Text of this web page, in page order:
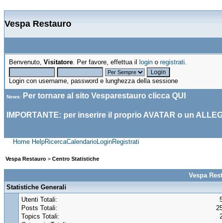
Vespa Restauro
Benvenuto, Visitatore. Per favore, effettua il login o registrati.
Login con username, password e lunghezza della sessione
News: Per tornare al sito Vesparestauro clicca QUI
IMPORTANTE: per inserire il proprio AVATAR o un
Home HelpRicercaCalendarioLoginRegistrati
Vespa Restauro > Centro Statistiche
Vespa
Statistiche Generali
Utenti Totali:
Posts Totali:
Topics Totali: